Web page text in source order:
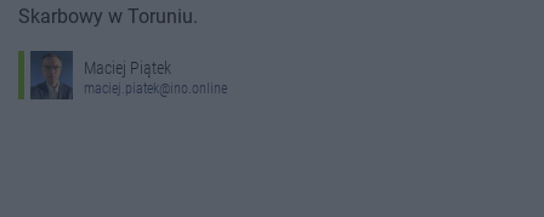
Skarbowy w Toruniu.
Maciej Piątek
maciej.piatek@ino.online